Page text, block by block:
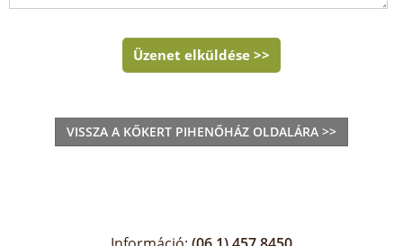
Üzenet elküldése >>
VISSZA A KŐKERT PIHENŐHÁZ OLDALÁRA >>